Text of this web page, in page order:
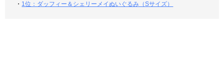
・ 1位：ダッフィー＆シェリーメイぬいぐるみ（Sサイズ）